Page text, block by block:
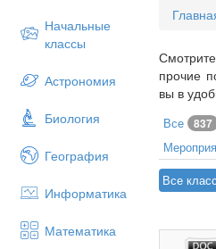
Начальные
классы
Астрономия
Биология
География
Информатика
Математика
прочие
вы в
Все 837
Все